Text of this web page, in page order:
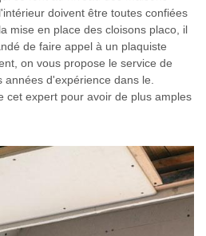
doivent être toutes confiées
mise en place des cloisons placo, il
de faire appel à un plaquiste
on vous propose le service de
d'expérience dans le.
cet expert pour avoir de plus amples